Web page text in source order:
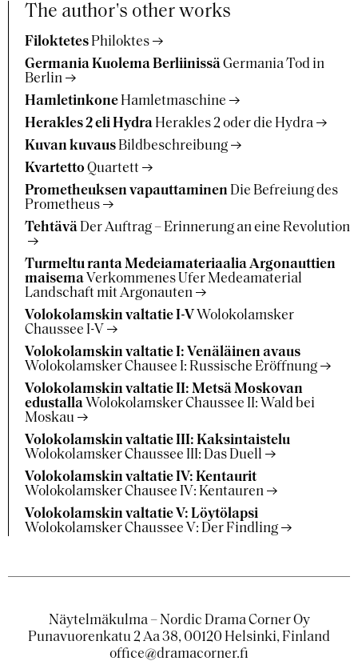
The author's other works
Filoktetes Philoktes
Germania Kuolema BerliinissäGermania Tod in
Berlin
Hamletinkone Hamletmaschine
Herakles 2 eli Hydra Herakles 2 oder die Hydra
Kuvan kuvaus Bildbeschreibung
KvartettoQuartett
Prometheuksen vapauttaminen Die Befreiung des
Prometheus
Tehtävä Der Auftrag – Erinnerung an eine Revolution
Turmeltu ranta Medeiamateriaalia Argonauttien
maisema Verkommenes Ufer Medeamaterial
Landschaft mit Argonauten
Volokolamskin valtatie I-V Wolokolamsker
Chaussee I-V
Volokolamskin valtatie I: Venäläinen avaus
Wolokolamsker Chausee I: Russische Eröffnung
Volokolamskin valtatie II: Metsä Moskovan
edustalla Wolokolamsker Chaussee II: Wald bei
Moskau
Volokolamskin valtatie III: Kaksintaistelu
Wolokolamsker Chaussee III: Das Duell
Volokolamskin valtatie IV: Kentaurit
Wolokolamsker Chausee IV: Kentauren
Volokolamskin valtatie V: Löytölapsi
Wolokolamsker Chaussee V: Der Findling
Näytelmäkulma – Nordic Drama Corner Oy
Punavuorenkatu 2 Aa 38, 00120 Helsinki, Finland
office@dramacorner.fi